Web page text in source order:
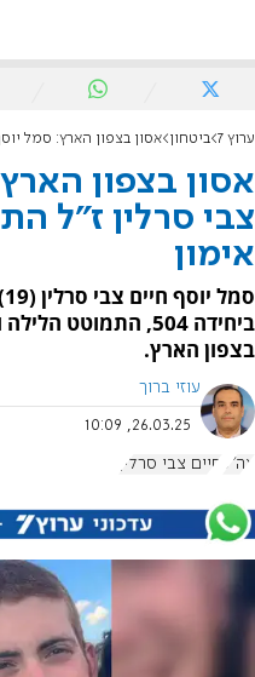
ערוץ 7 ביטחון אסון בצפון הארץ: סמל יוסף חיים
אסון בצפון
צבי סרלין ז"ל
אימון
ביחידה 504, התמוטט
בצפון הארץ.
עוזי ברוך
26.03.25, 10:09
צה"ל חיים צבי סרלין